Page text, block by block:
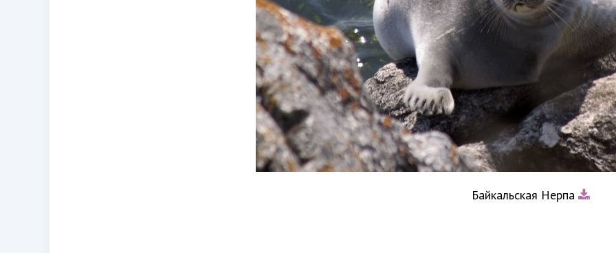
Байкальская Нерпа